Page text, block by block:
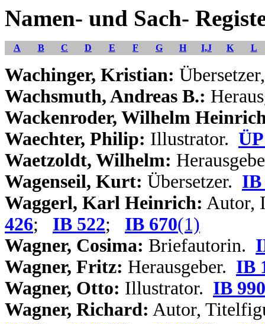
Namen- und Sach-
A B C D E F G H I,J K L
Wachinger, Kristian:
Wachsmuth, Andreas B.:
Wackenroder, Wilhelm
Waechter, Philip: Illustrator.
Waetzoldt, Wilhelm:
Wagenseil, Kurt: Übersetzer. IB
Waggerl, Karl Heinrich: Autor,
426; IB 522; IB 670(1)
Wagner, Cosima: Briefautorin.
Wagner, Fritz: Herausgeber. IB
Wagner, Otto: Illustrator. IB 990
Wagner, Richard: Autor,